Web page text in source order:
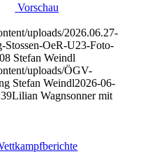
Vorschau
uploads/2026.06.27-
OeR-U23-Foto-
Stefan Weindl
uploads/ÖGV-
Stefan Weindl2026-06-
Lilian Wagnsonner mit